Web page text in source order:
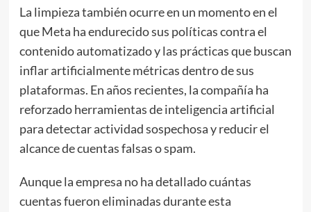
La limpieza también ocurre en un momento en el
que Meta ha endurecido sus políticas contra el
contenido automatizado y las prácticas que buscan
inflar artificialmente métricas dentro de sus
plataformas. En años recientes, la compañía ha
reforzado herramientas de inteligencia artificial
para detectar actividad sospechosa y reducir el
alcance de cuentas falsas o spam.
Aunque la empresa no ha detallado cuántas
cuentas fueron eliminadas durante esta